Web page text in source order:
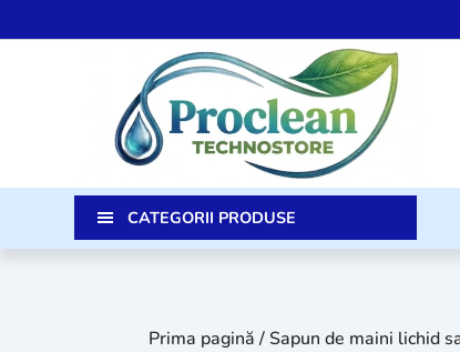
to
CATEGORII PRODUSE
Prima pagină /Sapun de maini lichid